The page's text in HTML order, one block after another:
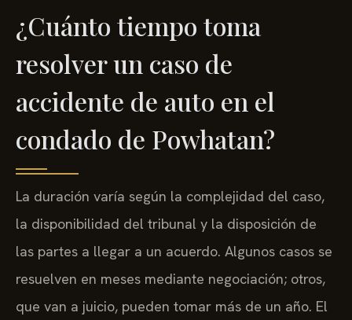
¿Cuánto tiempo toma
resolver un caso de
accidente de auto en el
condado de Powhatan?
La duración varía según la complejidad del caso,
la disponibilidad del tribunal y la disposición de
las partes a llegar a un acuerdo. Algunos casos se
resuelven en meses mediante negociación; otros,
que van a juicio, pueden tomar más de un año. El